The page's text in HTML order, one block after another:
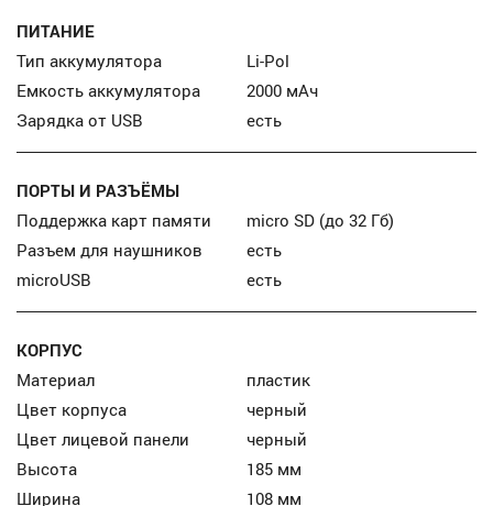
ПИТАНИЕ
Тип аккумулятора
Li-Pol
Емкость аккумулятора
2000 мАч
Зарядка от USB
есть
ПОРТЫ И РАЗЪЁМЫ
Поддержка карт памяти
micro SD (до 32 Гб)
Разъем для наушников
есть
microUSB
есть
КОРПУС
Материал
пластик
Цвет корпуса
черный
Цвет лицевой панели
черный
Высота
185 мм
Ширина
108 мм